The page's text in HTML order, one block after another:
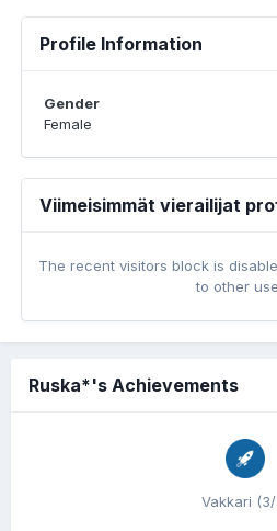
Profile Information
Gender
Female
Viimeisimmät vierailijat
The recent visitors block is
to other
Ruska*'s Achievements
Vakkari